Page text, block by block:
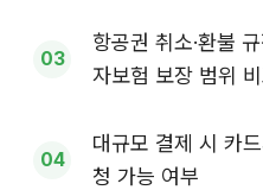
항공권 취소·환불
자보험 보장 범위
대규모 결제 시 카
청 가능 여부